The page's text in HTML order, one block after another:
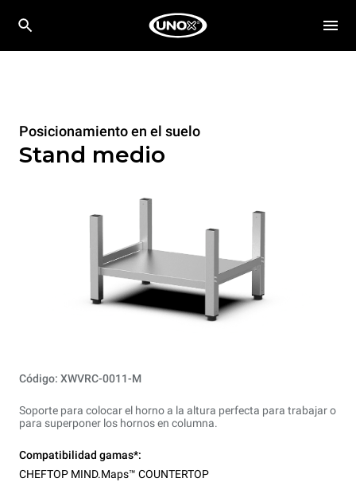
Posicionamiento en el suelo
Stand medio
Código: XWVRC-0011-M
Soporte para colocar el horno a la altura perfecta para trabajar o
para superponer los hornos en columna.
Compatibilidad gamas*:
CHEFTOP MIND.Maps™ COUNTERTOP